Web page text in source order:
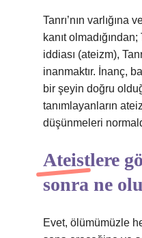
Tanrı’nın
kanıt olmadığından;
iddiası (ateizm),
inanmaktır. İnanç,
bir şeyin doğru
tanımlayanların
düşünmeleri
Ateistlere
sonra ne
Evet, ölümümüzle